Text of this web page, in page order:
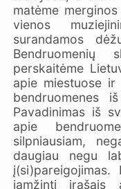
matėme
vienos
surandamos
Bendruomenių
perskaitėme
apie miestuose ir
bendruomenes
Pavadinimas iš
apie
silpniausiam,
daugiau negu
įamžinti įrašais